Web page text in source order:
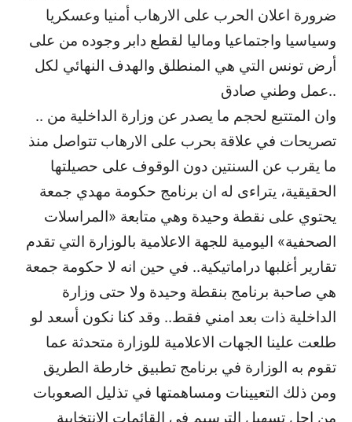
ضرورة اعلان الحرب على الارهاب أمنيا وعسكريا
وسياسيا واجتماعيا وماليا لقطع دابر وجوده من على
أرض تونس التي هي المنطلق والهدف النهائي لكل
عمل وطني صادق..
.. وان المتتبع لحجم ما يصدر عن وزارة الداخلية من
تصريحات في علاقة بحرب على الارهاب تتواصل منذ
ما يقرب عن السنتين دون الوقوف على حصيلتها
الحقيقية، يتراءى له ان برنامج حكومة مهدي جمعة
يحتوي على نقطة وحيدة وهي متابعة «المراسلات
الصحفية» اليومية للجهة الاعلامية بالوزارة التي تقدم
تقارير أغلبها دراماتيكية.. في حين انه لا حكومة جمعة
هي صاحبة برنامج بنقطة وحيدة ولا حتى وزارة
الداخلية ذات بعد امني فقط.. وقد كنا نكون أسعد لو
طلعت علينا الجهات الاعلامية للوزارة متحدثة عما
تقوم به الوزارة في برنامج تطبيق خارطة الطريق
ومن ذلك التعيينات ومساهمتها في تذليل الصعوبات
من اجل تسهيل الترسيم في القائمات الانتخابية